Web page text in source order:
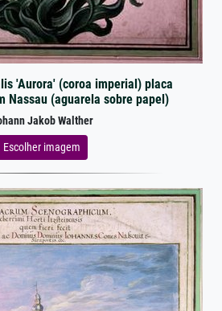
'Aurora' (coroa imperial) placa
Nassau (aguarela sobre papel)
Jakob Walther
Escolher imagem